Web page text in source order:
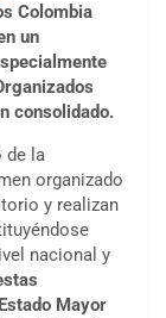
Colombia
un
consolidado.
de la
organizado
y realizan
nacional y
Mayor